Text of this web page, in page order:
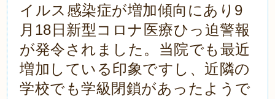
イルス感染症が増加傾向にあり9
月18日新型コロナ医療ひっ迫警報
が発令されました。当院でも最近
増加している印象ですし、近隣の
学校でも学級閉鎖があったようで